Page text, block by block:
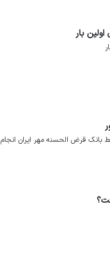
بار
بانک قرض الحسنه مهر ایران انجام‌